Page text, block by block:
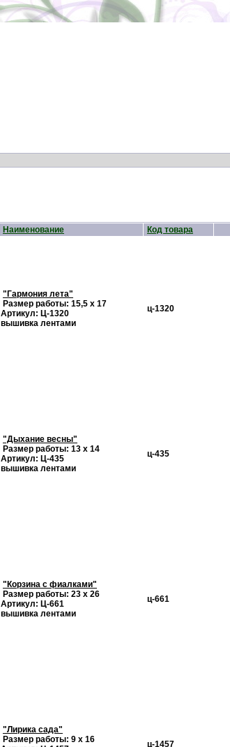
Наименование
Код товара
"Гармония лета"
Размер работы: 15,5 х 17
Артикул: Ц-1320
вышивка лентами
ц-1320
"Дыхание весны"
Размер работы: 13 х 14
Артикул: Ц-435
вышивка лентами
ц-435
"Корзина с фиалками"
Размер работы: 23 х 26
Артикул: Ц-661
вышивка лентами
ц-661
"Лирика сада"
Размер работы: 9 х 16
ц-1457